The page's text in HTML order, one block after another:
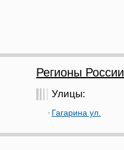
Регионы России
Улицы:
Гагарина ул.